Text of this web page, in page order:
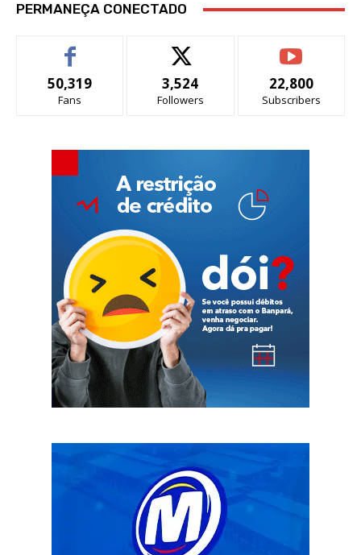
PERMANEÇA CONECTADO
50,319
Fans
3,524
Followers
22,800
Subscribers